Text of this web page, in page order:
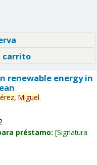
carrito
renewable energy in
Miguel.
préstamo: Signatura